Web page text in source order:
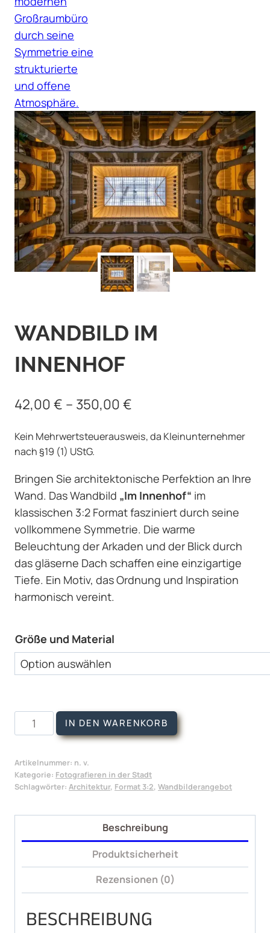
WANDBILD IM
INNENHOF
42,00€ – 350,00€
Kein Mehrwertsteuerausweis, da Kleinunternehmer
nach §19 (1) UStG.
Bringen Sie architektonische Perfektion an Ihre
Wand. Das Wandbild „Im Innenhof“ im
klassischen 3:2 Format fasziniert durch seine
vollkommene Symmetrie. Die warme
Beleuchtung der Arkaden und der Blick durch
das gläserne Dach schaffen eine einzigartige
Tiefe. Ein Motiv, das Ordnung und Inspiration
harmonisch vereint.
Größe und Material
Wandbild
Im
Menge
IN DEN WARENKORB
Artikelnummer: n. v.
Kategorie: Fotografieren in der Stadt
Schlagwörter: Architektur, Format 3:2, Wandbilderangebot
Beschreibung
Produktsicherheit
Rezensionen (0)
BESCHREIBUNG